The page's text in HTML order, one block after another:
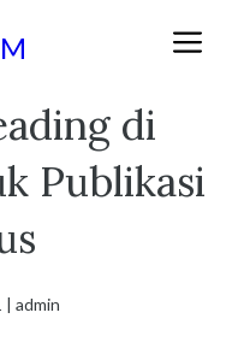
di
Publikasi
| admin